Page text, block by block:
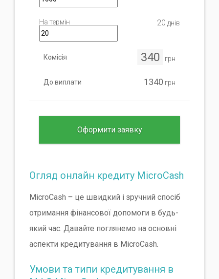
На термін 20 днів
Комісія 340 грн
До виплати 1340 грн
Оформити заявку
Огляд онлайн кредиту MicroCash
MicroCash – це швидкий і зручний спосіб
отримання фінансової допомоги в будь-
який час. Давайте поглянемо на основні
аспекти кредитування в MicroCash.
Умови та типи кредитування в